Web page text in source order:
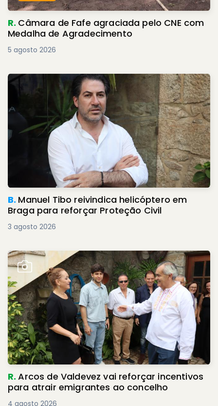
R. Câmara de Fafe agraciada pelo CNE com
Medalha de Agradecimento
5 agosto 2026
B. Manuel Tibo reivindica helicóptero em
Braga para reforçar Proteção Civil
3 agosto 2026
R.Arcos de Valdevez vai reforçar incentivos
para atrair emigrantes ao concelho
4 agosto 2026